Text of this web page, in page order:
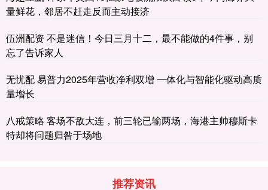
量鲜花，邻居不赶走反而主动接济
伍洲配资 不是迷信！今日三月十二，最不能做的4件事，别
忘了告诉家人
无忧配 易普力2025年营收净利双增 一体化与智能化驱动高质
量增长
八戒策略 客场不敌大连，前三轮已输两场，海港主帅穆斯卡
特却将问题归咎于场地
推荐资讯